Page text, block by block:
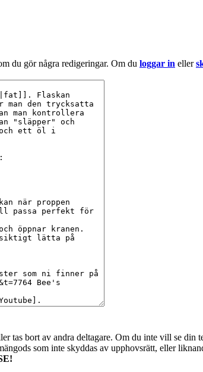
du gör några redigeringar. Om du loggar in eller
tas bort av andra deltagare. Om du inte vill se
som inte skyddas av upphovsrätt, eller